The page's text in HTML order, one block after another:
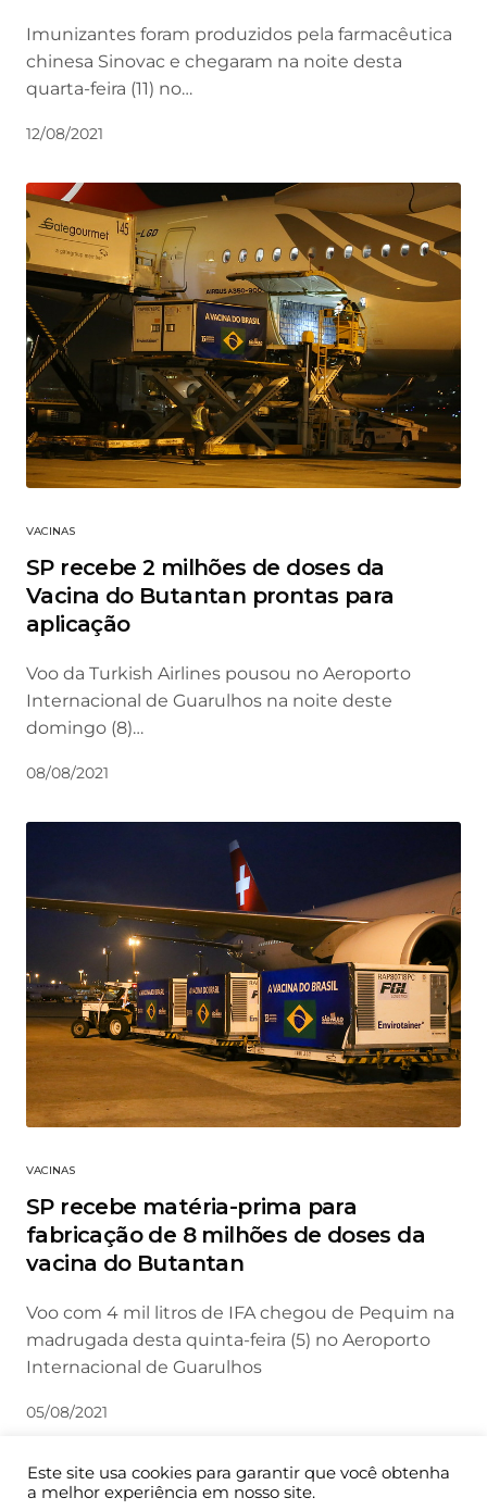
Imunizantes foram produzidos pela farmacêutica
chinesa Sinovac e chegaram na noite desta
quarta-feira (11) no…
12/08/2021
VACINAS
SP recebe 2 milhões de doses da
Vacina do Butantan prontas para
aplicação
Voo da Turkish Airlines pousou no Aeroporto
Internacional de Guarulhos na noite deste
domingo (8)…
08/08/2021
VACINAS
SP recebe matéria-prima para
fabricação de 8 milhões de doses da
vacina do Butantan
Voo com 4 mil litros de IFA chegou de Pequim na
madrugada desta quinta-feira (5) no Aeroporto
Internacional de Guarulhos
05/08/2021
Este site usa cookies para garantir que você obtenha
a melhor experiência em nosso site.